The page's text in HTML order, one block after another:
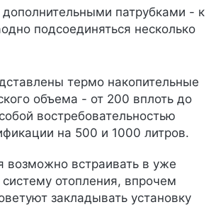
патрубками - к
подсоединяться несколько
термо накопительные
объема - от 200 вплоть до
востребовательностью
на 500 и 1000 литров.
возможно встраивать в уже
отопления, впрочем
закладывать установку